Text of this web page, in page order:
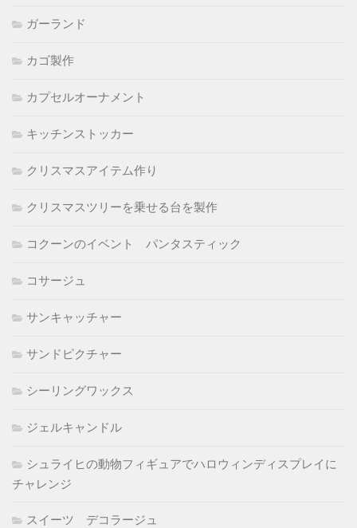
ガーランド
カゴ製作
カプセルオーナメント
キッチンストッカー
クリスマスアイテム作り
クリスマスツリーを乗せる台を製作
コクーンのイベント パンタスティック
コサージュ
サンキャッチャー
サンドピクチャー
シーリングワックス
ジェルキャンドル
シュライヒの動物フィギュアでハロウィンディスプレイに
チャレンジ
スイーツ デコラージュ